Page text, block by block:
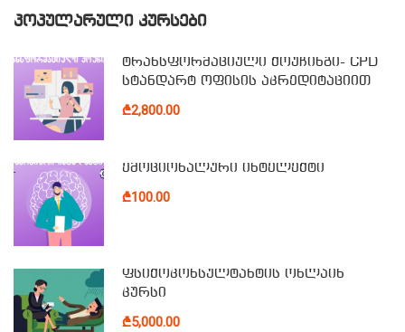
ᲞᲝᲞᲣᲚᲐᲠᲣᲚᲘ ᲙᲣᲠᲡᲔᲑᲘ
ტრანსფორმაციული ქოუჩინგი- CPD
სტანდარტ ოფისის აკრედიტაციით
₾2,800.00
ემოციონალური ინტელექტი
₾100.00
ფსიქოკონსულტანტის ონლაინ
კურსი
₾5,000.00